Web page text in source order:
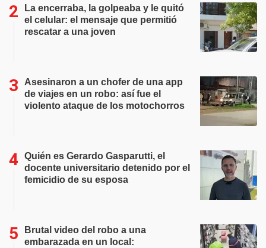
La encerraba, la golpeaba y le quitó
el celular: el mensaje que permitió
rescatar a una joven
Asesinaron a un chofer de una app
de viajes en un robo: así fue el
violento ataque de los motochorros
Quién es Gerardo Gasparutti, el
docente universitario detenido por el
femicidio de su esposa
Brutal video del robo a una
embarazada en un local: